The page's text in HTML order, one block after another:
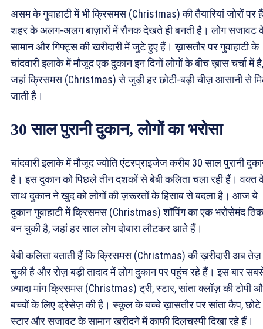
असम के गुवाहाटी में भी क्रिसमस (Christmas) की तैयारियां ज़ोरों पर
शहर के अलग-अलग बाज़ारों में रौनक देखते ही बनती है। लोग सजावट
सामान और गिफ्ट्स की खरीदारी में जुटे हुए हैं। ख़ासतौर पर गुवाहाटी के
चांदवारी इलाके में मौजूद एक दुकान इन दिनों लोगों के बीच ख़ास चर्चा में है,
जहां क्रिसमस (Christmas) से जुड़ी हर छोटी-बड़ी चीज़ आसानी से
जाती है।
30 साल पुरानी दुकान, लोगों का भरोसा
चांदवारी इलाके में मौजूद ज्योति एंटरप्राइजेज करीब 30 साल पुरानी
है। इस दुकान को पिछले तीन दशकों से बेबी कलिता चला रही हैं। वक्त
साथ दुकान ने खुद को लोगों की ज़रूरतों के हिसाब से बदला है। आज ये
दुकान गुवाहाटी में क्रिसमस (Christmas) शॉपिंग का एक भरोसेमंद
बन चुकी है, जहां हर साल लोग दोबारा लौटकर आते हैं।
बेबी कलिता बताती हैं कि क्रिसमस (Christmas) की ख़रीदारी अब तेज़
चुकी है और रोज़ बड़ी तादाद में लोग दुकान पर पहुंच रहे हैं। इस बार
ज़्यादा मांग क्रिसमस (Christmas) ट्री, स्टार, सांता क्लॉज़ की टोपी
बच्चों के लिए ड्रेसेज़ की है। स्कूल के बच्चे ख़ासतौर पर सांता कैप, छोटे
स्टार और सजावट के सामान खरीदने में काफी दिलचस्पी दिखा रहे हैं।